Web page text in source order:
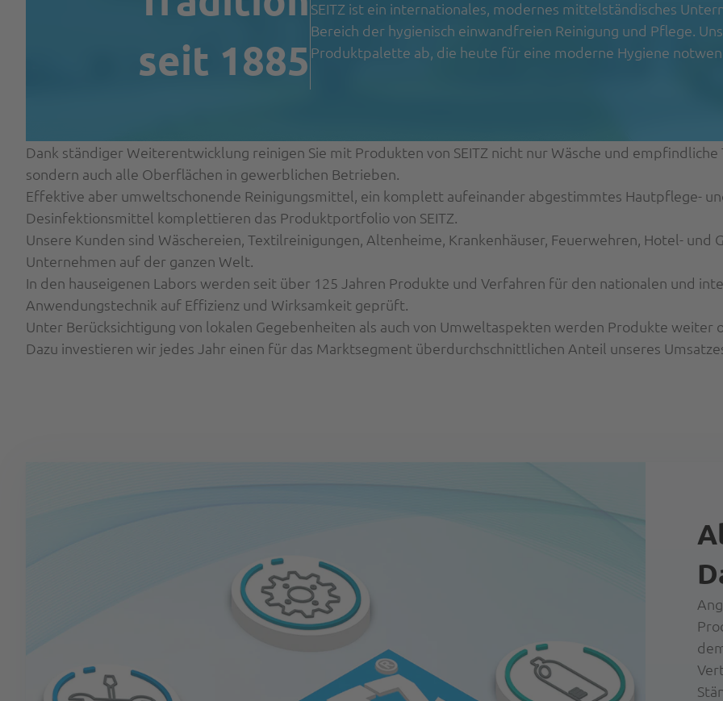
seit 1885
SEITZ ist ein internationales, modernes mittelständisches
Bereich der hygienisch einwandfreien Reinigung und Pflege.
Produktpalette ab, die heute für eine moderne Hygiene
Dank ständiger Weiterentwicklung reinigen Sie mit Produkten von SEITZ nicht nur Wäsche und
sondern auch alle Oberflächen in gewerblichen Betrieben.
Effektive aber umweltschonende Reinigungsmittel, ein komplett aufeinander abgestimmtes Hautpflege-
Desinfektionsmittel komplettieren das Produktportfolio von SEITZ.
Unsere Kunden sind Wäschereien, Textilreinigungen, Altenheime, Krankenhäuser, Feuerwehren, Hotel-
Unternehmen auf der ganzen Welt.
In den hauseigenen Labors werden seit über 125 Jahren Produkte und Verfahren für den nationalen und
Anwendungstechnik auf Effizienz und Wirksamkeit geprüft.
Unter Berücksichtigung von lokalen Gegebenheiten als auch von Umweltaspekten werden Produkte
Dazu investieren wir jedes Jahr einen für das Marktsegment überdurchschnittlichen Anteil unseres